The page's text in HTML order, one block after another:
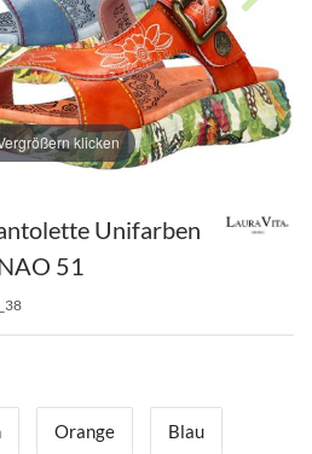
klicken
Unifarben
51
Orange Blau